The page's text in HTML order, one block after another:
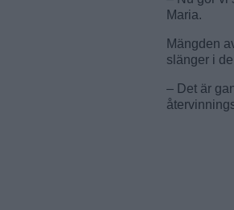
Maria.
Mängden
slänger i
– Det är